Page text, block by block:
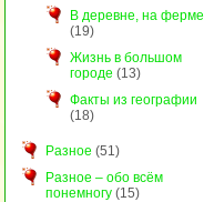
В деревне, на ферме
(19)
Жизнь в большом
городе (13)
Факты из географии
(18)
Разное (51)
Разное – обо всём
понемногу(15)